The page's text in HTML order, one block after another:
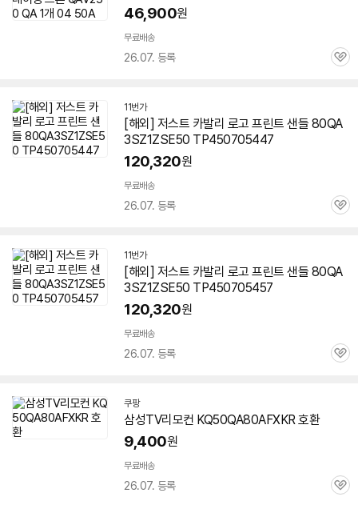
46,900원
무료배송
26.07. 등록
관
11번가
[해외] 저스트 카발리 로고 프린트 샌들 80QA
3SZ1ZSE50 TP450705447
120,320원
무료배송
26.07. 등록
관
11번가
[해외] 저스트 카발리 로고 프린트 샌들 80QA
3SZ1ZSE50 TP450705457
120,320원
무료배송
26.07. 등록
관
쿠팡
삼성TV리모컨 KQ50QA80AFXKR 호환
9,400원
무료배송
26.07. 등록
관